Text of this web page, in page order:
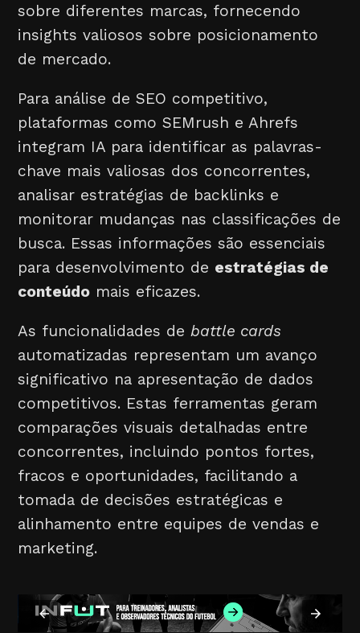
sobre diferentes marcas, fornecendo
insights valiosos sobre posicionamento
de mercado.
Para análise de SEO competitivo,
plataformas como SEMrush e Ahrefs
integram IA para identificar as palavras-
chave mais valiosas dos concorrentes,
analisar estratégias de backlinks e
monitorar mudanças nas classificações de
busca. Essas informações são essenciais
para desenvolvimento de estratégias de
conteúdo mais eficazes.
As funcionalidades debattle cards
automatizadas representam um avanço
significativo na apresentação de dados
competitivos. Estas ferramentas geram
comparações visuais detalhadas entre
concorrentes, incluindo pontos fortes,
fracos e oportunidades, facilitando a
tomada de decisões estratégicas e
alinhamento entre equipes de vendas e
marketing.